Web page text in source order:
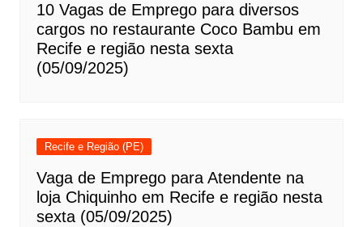
10 Vagas de Emprego para diversos
cargos no restaurante Coco Bambu em
Recife e região nesta sexta
(05/09/2025)
Recife e Região (PE)
Vaga de Emprego para Atendente na
loja Chiquinho em Recife e região nesta
sexta (05/09/2025)